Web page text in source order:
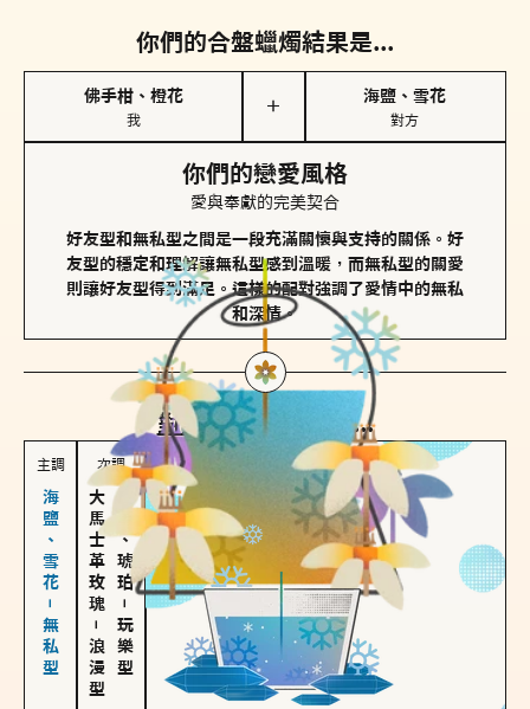
你們的合盤蠟燭結果是...
佛手柑、橙花
我
＋
海鹽、雪花
對方
你們的戀愛風格
愛與奉獻的完美契合
好友型和無私型之間是一段充滿關懷與支持的關係。好
友型的穩定和理解讓無私型感到溫暖，而無私型的關愛
則讓好友型得到滿足。這樣的配對強調了愛情中的無私
和深情。
對方的主調蠟燭是...
主調
海鹽、雪花－無私型
次調
大馬士革玫瑰
－
浪漫型
皮革、琥珀
－
玩樂型